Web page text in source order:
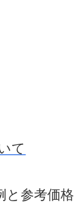
て
と参考価格